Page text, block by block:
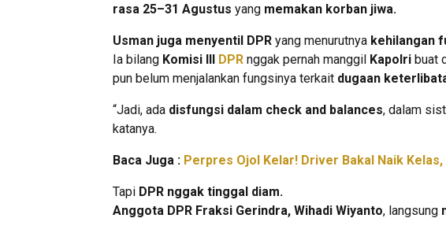
rasa 25–31 Agustus yang memakan korban jiwa.
Usman juga menyentil DPR yang menurutnya kehilangan
Ia bilang Komisi III DPR nggak pernah manggil Kapolri buat
pun belum menjalankan fungsinya terkait dugaan
“Jadi, ada disfungsi dalam check and balances, dalam
katanya.
Baca Juga : Perpres Ojol Kelar! Driver Bakal Naik
Tapi DPR nggak tinggal diam.
Anggota DPR Fraksi Gerindra, Wihadi Wiyanto, langsung